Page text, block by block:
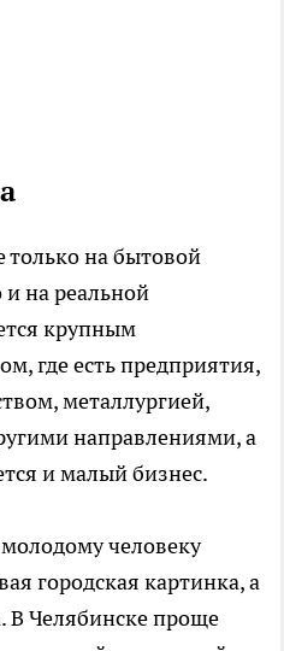
только на бытовой
и на реальной
крупным
где есть предприятия,
металлургией,
направлениями, а
и малый бизнес.
человеку
городская картинка, а
В Челябинске проще